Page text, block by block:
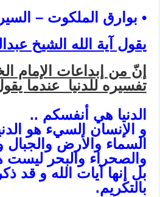
• بوارق الملكوت –
يقول آية الله الشيخ
إنّ من إبداعات الإمام
تفسيره للدنيا عندما
الدنيا هي أنفسكم ..
و الإنسان السيء هو
السماء والأرض والجبال
والصحراء والبحر ليست
بل إنها آيات الله و قد
بالتكريم.